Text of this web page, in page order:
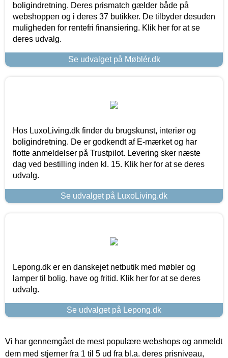
boligindretning. Deres prismatch gælder både på
webshoppen og i deres 37 butikker. De tilbyder desuden
muligheden for rentefri finansiering. Klik her for at se
deres udvalg.
Se udvalget på Møblér.dk
Hos LuxoLiving.dk finder du brugskunst, interiør og
boligindretning. De er godkendt af E-mærket og har
flotte anmeldelser på Trustpilot. Levering sker næste
dag ved bestilling inden kl. 15. Klik her for at se deres
udvalg.
Se udvalget på LuxoLiving.dk
Lepong.dk er en danskejet netbutik med møbler og
lamper til bolig, have og fritid. Klik her for at se deres
udvalg.
Se udvalget på Lepong.dk
Vi har gennemgået de mest populære webshops og anmeldt
dem med stjerner fra 1 til 5 ud fra bl.a. deres prisniveau,